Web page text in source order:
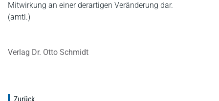
Mitwirkung an einer derartigen Veränderung dar.
(amtl.)
Verlag Dr. Otto Schmidt